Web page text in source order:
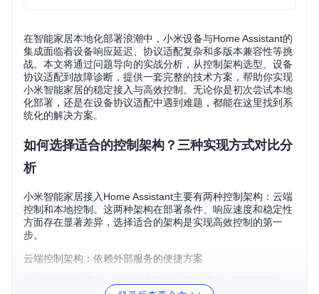
在智能家居本地化部署浪潮中，小米设备与Home Assistant的
集成面临着设备响应延迟、协议适配复杂和多版本兼容性等挑
战。本文将通过问题导向的实战分析，从控制架构选型、设备
协议适配到故障诊断，提供一套完整的技术方案，帮助你实现
小米智能家居的稳定接入与高效控制。无论你是初次尝试本地
化部署，还是在设备协议适配中遇到难题，都能在这里找到系
统化的解决方案。
如何选择适合的控制架构？三种实现方式对比分
析
小米智能家居接入Home Assistant主要有两种控制架构：云端
控制和本地控制。这两种架构在部署条件、响应速度和稳定性
方面存在显著差异，选择适合的架构是实现高效控制的第一
步。
云端控制架构：依赖外部服务的便捷方案